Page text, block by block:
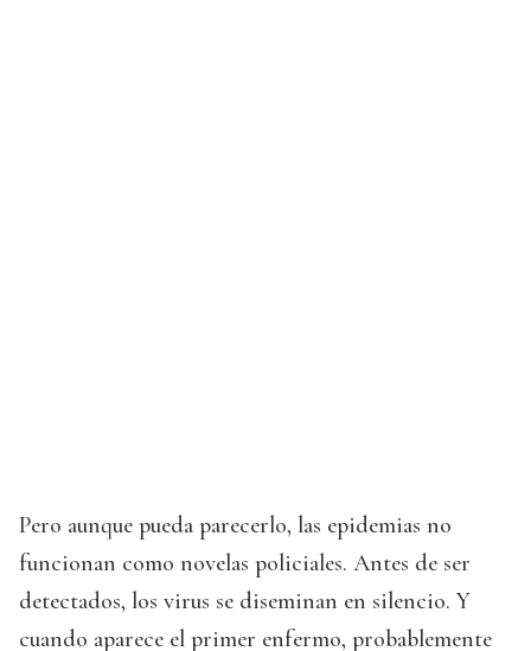
Pero aunque pueda parecerlo, las epidemias no
funcionan como novelas policiales. Antes de ser
detectados, los virus se diseminan en silencio. Y
cuando aparece el primer enfermo, probablemente